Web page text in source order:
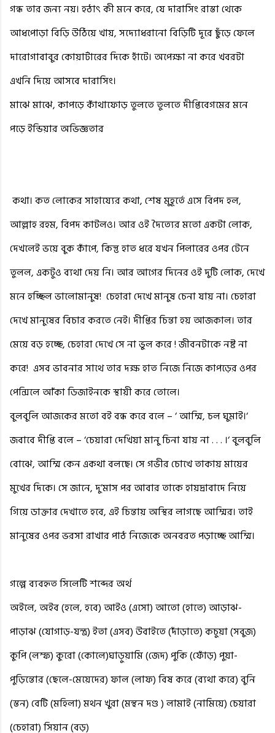
গন্ধ তার জন্য নয়। হঠাৎ কী মনে করে, যে দারাসিং রাস্তা থেকে
আধপোড়া বিড়ি উঠিয়ে খায়, সদ্যোধরানো বিড়িটি দূরে ছুঁড়ে ফেলে
দারোগাবাবুর কোয়ার্টারের দিকে হাঁটে। অপেক্ষা না করে খবরটা
এখনি দিয়ে আসবে দারাসিং।
মাঝে মাঝে, কাপড়ে কাঁথাফোড় তুলতে তুলতে দীপ্তিবেগমের মনে
পড়ে ইন্ডিয়ার অভিজ্ঞতার
কথা। কত লোকের সাহায্যের কথা, শেষ মুহূর্তে এসে বিপদ হল,
আল্লাহ রহম, বিপদ কাটলও। আর ওই দৈত্যের মতো একটা লোক,
দেখলেই ভয়ে বুক কাঁপে, কিন্তু হাত ধরে যখন পিলারের ওপর টেনে
তুলল, একটুও ব্যথা দেয় নি। আর আগের দিনের ওই দুটি লোক, দেখে
মনে হচ্ছিল ভালোমানুষ! চেহারা দেখে মানুষ চেনা যায় না। চেহারা
দেখে মানুষের বিচার করতে নেই। দীপ্তির চিন্তা হয় আজকাল। তার
মেয়ে বড় হচ্ছে, চেহারা দেখে সে না ভুল করে ! জীবনটাকে নষ্ট না
করে! এসব ভাবনার সাথে তার দক্ষ হাত নিজে নিজে কাপড়ের ওপর
পেন্সিলে আঁকা ডিজাইনকে স্থায়ী করে তোলে।
বুলবুলি আজকের মতো বই বন্ধ করে বলে – ‘ আম্মি, চল ঘুমাই।‘
জবাবে দীপ্তি বলে – ‘চেয়ারা দেখিয়া মানু চিনা যায় না . . . ।‘ বুলবুলি
বোঝে, আম্মি কেন একথা বলছে। সে গভীর চোখে তাকায় মায়ের
মুখের দিকে। সে জানে, দু’মাস পর আবার তাকে হায়দ্রাবাদে নিয়ে
গিয়ে ডাক্তার দেখাতে হবে, এই চিন্তায় অস্থির লাগছে আম্মির। তাই
মানুষের ওপর ভরসা রাখার পাঠ নিজেকে অনবরত পড়াচ্ছে আম্মি।
গল্পে ব্যবহৃত সিলেটি শব্দের অর্থ
অইলে, অইব (হলে, হবে) আইও (এসো) আতো (হাতে) আড়াঝ-
পাড়াঝ (যোগাড়-যন্ত্র) ইতা (এসব) উবাইতে (দাঁড়াতে) কচুয়া (সবুজ)
কুপি (লম্ফ) কুরো (কোলে)ঘাড়ুয়ামি (জেদ) পুকি (ফোঁড়) পুয়া-
পুড়িন্তোর (ছেলে-মেয়েদের) ফাল (লাফ) বিষ করে (ব্যথা করে) বুনি
(স্তন) বেটি (মহিলা) মথন খুরা (মন্থন দণ্ড ) লামাই (নামিয়ে) চেয়ারা
(চেহারা) সিয়ান (বড়)